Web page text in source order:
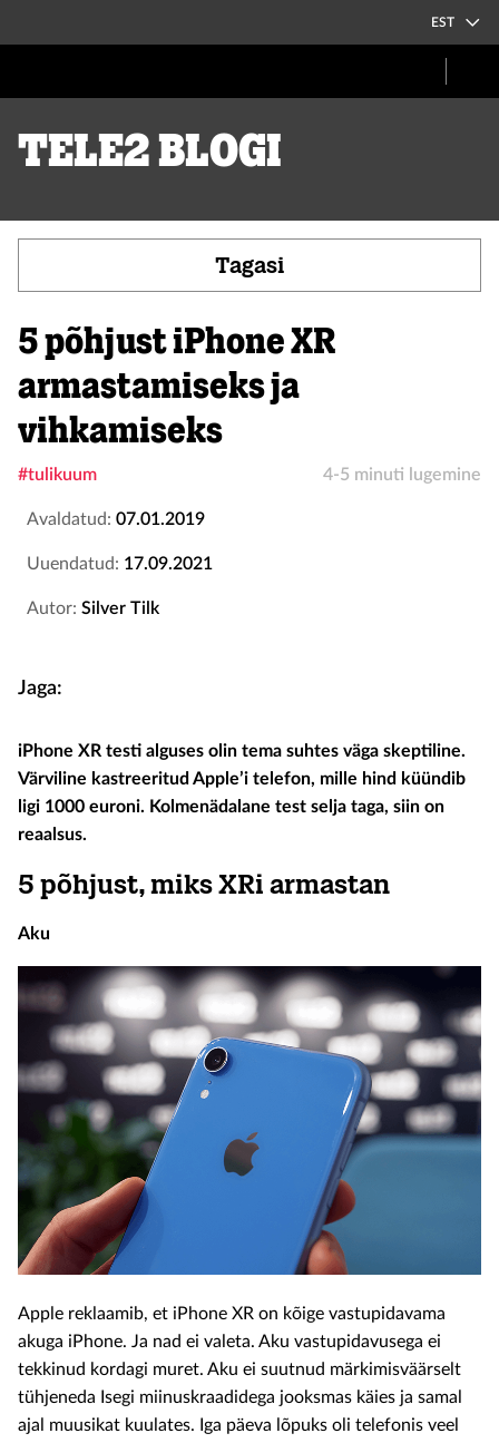
EST
Tele2 blogi
Tagasi
5 põhjust iPhone XR
armastamiseks ja
vihkamiseks
#tulikuum 4-5 minuti lugemine
Avaldatud: 07.01.2019
Uuendatud: 17.09.2021
Autor: Silver Tilk
Jaga:
iPhone XR testi alguses olin tema suhtes väga skeptiline.
Värviline kastreeritud Apple’i telefon, mille hind küündib
ligi 1000 euroni. Kolmenädalane test selja taga, siin on
reaalsus.
5 põhjust, miks XRi armastan
Aku
Apple reklaamib, et iPhone XR on kõige vastupidavama
akuga iPhone. Ja nad ei valeta. Aku vastupidavusega ei
tekkinud kordagi muret. Aku ei suutnud märkimisväärselt
tühjeneda Isegi miinuskraadidega jooksmas käies ja samal
ajal muusikat kuulates. Iga päeva lõpuks oli telefonis veel